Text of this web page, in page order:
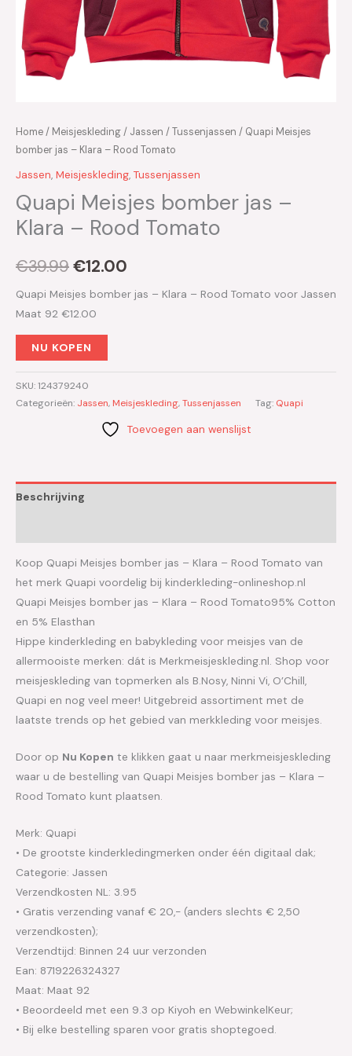
Home/ Meisjeskleding/ Jassen /Tussenjassen / Quapi Meisjes
bomber jas – Klara – Rood Tomato
Jassen, Meisjeskleding, Tussenjassen
Quapi Meisjes bomber jas –
Klara – Rood Tomato
€39.99€12.00
Quapi Meisjes bomber jas – Klara – Rood Tomato voor Jassen
Maat 92 €12.00
NU KOPEN
SKU:124379240
Categorieën: Jassen, Meisjeskleding,Tussenjassen Tag: Quapi
Toevoegen aan wenslijst
Beschrijving
Koop Quapi Meisjes bomber jas – Klara – Rood Tomato van
het merk Quapi voordelig bij kinderkleding-onlineshop.nl
Quapi Meisjes bomber jas – Klara – Rood Tomato95% Cotton
en 5% Elasthan
Hippe kinderkleding en babykleding voor meisjes van de
allermooiste merken: dát is Merkmeisjeskleding.nl. Shop voor
meisjeskleding van topmerken als B.Nosy, Ninni Vi, O’Chill,
Quapi en nog veel meer! Uitgebreid assortiment met de
laatste trends op het gebied van merkkleding voor meisjes.
Door op Nu Kopen te klikken gaat u naar merkmeisjeskleding
waar u de bestelling van Quapi Meisjes bomber jas – Klara –
Rood Tomato kunt plaatsen.
Merk: Quapi
• De grootste kinderkledingmerken onder één digitaal dak;
Categorie: Jassen
Verzendkosten NL: 3.95
• Gratis verzending vanaf € 20,- (anders slechts € 2,50
verzendkosten);
Verzendtijd: Binnen 24 uur verzonden
Ean: 8719226324327
Maat: Maat 92
• Beoordeeld met een 9.3 op Kiyoh en WebwinkelKeur;
• Bij elke bestelling sparen voor gratis shoptegoed.